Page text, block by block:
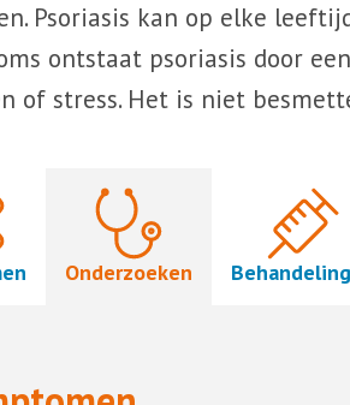
Psoriasis kan op elke
ontstaat psoriasis door
of stress. Het is niet
Onderzoeken